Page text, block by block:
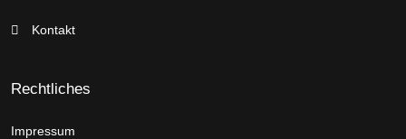
Kontakt
Rechtliches
Impressum